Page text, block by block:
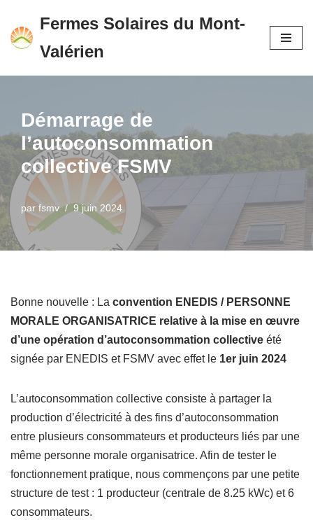
Aller
contenu
Fermes Solaires du Mont-
Valérien
Démarrage de
l’autoconsommation
collective FSMV
par fsmv 9 juin 2024
Bonne nouvelle : La convention ENEDIS / PERSONNE
MORALE ORGANISATRICE relative à la mise en œuvre
d’une opération d’autoconsommation collective été
signée par ENEDIS et FSMV avec effet le 1er juin 2024
L’autoconsommation collective consiste à partager la
production d’électricité à des fins d’autoconsommation
entre plusieurs consommateurs et producteurs liés par une
même personne morale organisatrice. Afin de tester le
fonctionnement pratique, nous commençons par une petite
structure de test : 1 producteur (centrale de 8.25 kWc) et 6
consommateurs.